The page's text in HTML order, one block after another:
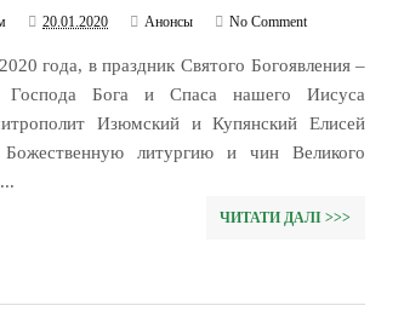
20.01.2020 Анонсы No Comment
года, в праздник Святого Богоявления –
Господа Бога и Спаса нашего Иисуса
Изюмский и Купянский Елисей
литургию и чин Великого
ЧИТАТИ ДАЛІ >>>